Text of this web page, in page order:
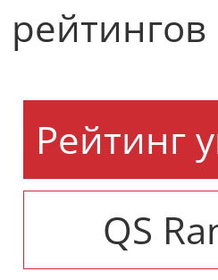
рейтингов
Рейтинг
QS